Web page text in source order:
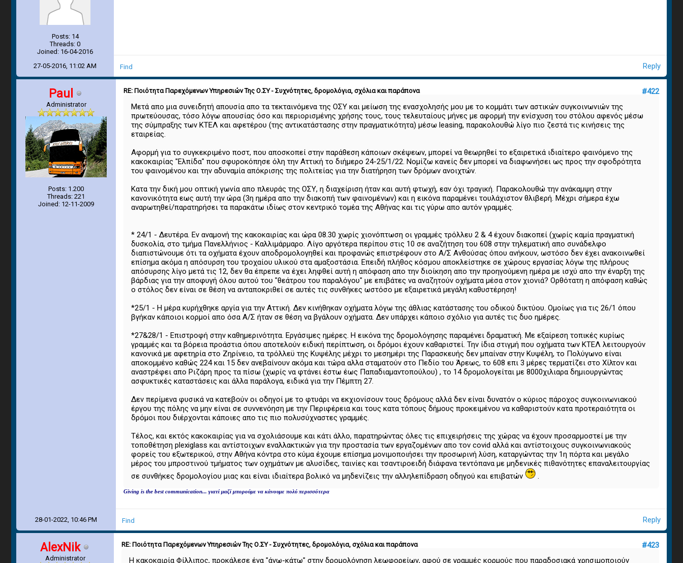
Posts: 14
Threads: 0
Joined: 16-04-2016
27-05-2016, 11:02 AM Find Reply
Paul
Administrator
Posts: 1.200
Threads: 221
Joined: 12-11-2009
#422
RE: Ποιότητα Παρεχόμενων Υπηρεσιών Της Ο.ΣΥ - Συχνότητες, δρομολόγια, σχόλια και παράπονα
Μετά απο μια συνειδητή απουσία απο τα τεκταινόμενα της ΟΣΥ και μείωση της ενασχολησής μου με το κομμάτι των αστικών συγκοινωνιών της
πρωτεύουσας, τόσο λόγω απουσίας όσο και περιορισμένης χρήσης τους, τους τελευταίους μήνες με αφορμή την ενίσχυση του στόλου αφενός μέσω
της σύμπραξης των ΚΤΕΛ και αφετέρου (της αντικατάστασης στην πραγματικότητα) μέσω leasing, παρακολουθώ λίγο πιο ζεστά τις κινήσεις της
εταιρείας.
Αφορμή για το συγκεκριμένο ποστ, που αποσκοπεί στην παράθεση κάποιων σκέψεων, μπορεί να θεωρηθεί το εξαιρετικά ιδιαίτερο φαινόμενο της
κακοκαιρίας "Ελπίδα" που σφυροκόπησε όλη την Αττική το διήμερο 24-25/1/22. Νομίζω κανείς δεν μπορεί να διαφωνήσει ως προς την σφοδρότητα
του φαινομένου και την αδυναμία απόκρισης της πολιτείας για την διατήρηση των δρόμων ανοιχτών.
Κατα την δική μου οπτική γωνία απο πλευράς της ΟΣΥ, η διαχείριση ήταν και αυτή φτωχή, εαν όχι τραγική. Παρακολουθώ την ανάκαμψη στην
κανονικότητα εως αυτή την ώρα (3η ημέρα απο την διακοπή των φαινομένων) και η εικόνα παραμένει τουλάχιστον θλιβερή. Μέχρι σήμερα έχω
αναρωτηθεί/παρατηρήσει τα παρακάτω ιδίως στον κεντρικό τομέα της Αθήνας και τις γύρω απο αυτόν γραμμές.
* 24/1 - Δευτέρα. Εν αναμονή της κακοκαιρίας και ώρα 08.30 χωρίς χιονόπτωση οι γραμμές τρόλλευ 2 & 4 έχουν διακοπεί (χωρίς καμία πραγματική
δυσκολία, στο τμήμα Πανελλήνιος - Καλλιμάρμαρο. Λίγο αργότερα περίπου στις 10 σε αναζήτηση του 608 στην τηλεματική απο συνάδελφο
διαπιστώνουμε ότι τα οχήματα έχουν αποδρομολογηθεί και προφανώς επιστρέφουν στο Α/Σ Ανθούσας όπου ανήκουν, ωστόσο δεν έχει ανακοινωθεί
επίσημα ακόμα η απόσυρση του τροχαίου υλικού στα αμαξοστάσια. Επειδή πλήθος κόσμου αποκλείστηκε σε χώρους εργασίας λόγω της πλήρους
απόσυρσης λίγο μετά τις 12, δεν θα έπρεπε να έχει ληφθεί αυτή η απόφαση απο την διοίκηση απο την προηγούμενη ημέρα με ισχύ απο την έναρξη της
βάρδιας για την αποφυγή όλου αυτού του "θεάτρου του παραλόγου" με επιβάτες να αναζητούν οχήματα μέσα στον χιονιά? Ορθότατη η απόφαση καθώς
ο στόλος δεν είναι σε θέση να ανταποκριθεί σε αυτές τις συνθήκες ωστόσο με εξαιρετικά μεγάλη καθυστέρηση!
*25/1 - Η μέρα κυρήχθηκε αργία για την Αττική. Δεν κινήθηκαν οχήματα λόγω της άθλιας κατάστασης του οδικού δικτύου. Ομοίως για τις 26/1 όπου
βγήκαν κάποιοι κορμοί απο όσα Α/Σ ήταν σε θέση να βγάλουν οχήματα. Δεν υπάρχει κάποιο σχόλιο για αυτές τις δυο ημέρες.
*27&28/1 - Επιστροφή στην καθημερινότητα. Εργάσιμες ημέρες. Η εικόνα της δρομολόγησης παραμένει δραματική. Με εξαίρεση τοπικές κυρίως
γραμμές και τα βόρεια προάστια όπου αποτελούν ειδική περίπτωση, οι δρόμοι έχουν καθαριστεί. Την ίδια στιγμή που οχήματα των ΚΤΕΛ λειτουργούν
κανονικά με αφετηρία στο Ζηρίνειο, τα τρόλλεϋ της Κυψέλης μέχρι το μεσημέρι της Παρασκευής δεν μπαίναν στην Κυψέλη, το Πολύγωνο είναι
αποκομμένο καθώς 224 και 15 δεν ανεβαίνουν ακόμα και τώρα αλλα σταματούν στο Πεδίο του Άρεως, το 608 επι 3 μέρες τερματίζει στο Χίλτον και
αναστρέφει απο Ριζάρη προς τα πίσω (χωρίς να φτάνει έστω έως Παπαδιαμαντοπούλου) , το 14 δρομολογείται με 8000χιλιαρα δημιουργώντας
ασφυκτικές καταστάσεις και άλλα παράλογα, ειδικά για την Πέμπτη 27.
Δεν περίμενα φυσικά να κατεβούν οι οδηγοί με το φτυάρι να εκχιονίσουν τους δρόμους αλλά δεν είναι δυνατόν ο κύριος πάροχος συγκοινωνιακού
έργου της πόλης να μην είναι σε συννενόηση με την Περιφέρεια και τους κατα τόπους δήμους προκειμένου να καθαριστούν κατα προτεραιότητα οι
δρόμοι που διέρχονται κάποιες απο τις πιο πολυσύχναστες γραμμές.
Τέλος, και εκτός κακοκαιρίας για να σχολιάσουμε και κάτι άλλο, παρατηρώντας όλες τις επιχειρήσεις της χώρας να έχουν προσαρμοστεί με την
τοποθέτηση plexiglass και αντίστοιχων εναλλακτικών για την προστασία των εργαζομένων απο τον covid αλλά και αντίστοιχους συγκοινωνιακούς
φορείς του εξωτερικού, στην Αθήνα κόντρα στο κύμα έχουμε επίσημα μονιμοποιήσει την προσωρινή λύση, καταργώντας την 1η πόρτα και μεγάλο
μέρος του μπροστινού τμήματος των οχημάτων με αλυσίδες, ταινίες και τσαντιροειδή διάφανα τεντόπανα με μηδενικές πιθανότητες επαναλειτουργίας
σε συνθήκες δρομολογίου μιας και είναι ιδιαίτερα βολικό να μηδενίζεις την αλληλεπίδραση οδηγού και επιβατών
.
Giving is the best communication... γιατί μαζί μπορούμε να κάνουμε πολύ περισσότερα
28-01-2022, 10:46 PM Find Reply
AlexNik
Administrator
#423
RE: Ποιότητα Παρεχόμενων Υπηρεσιών Της Ο.ΣΥ - Συχνότητες, δρομολόγια, σχόλια και παράπονα
Η κακοκαιρία Φίλλιπος, προκάλεσε ένα "άνω-κάτω" στην δρομολόγηση λεωφορείων, αφού σε γραμμές κορμούς που παραδοσιακά χρησιμοποιούν